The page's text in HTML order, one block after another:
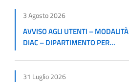
3 Agosto 2026
AVVISO AGLI UTENTI –
DIAC – DIPARTIMENTO PER...
31 Luglio 2026